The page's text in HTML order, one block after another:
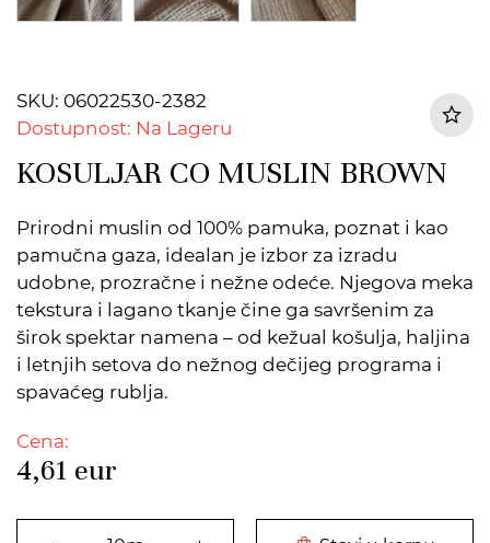
SKU: 06022530-2382
Dostupnost: Na Lageru
KOSULJAR CO MUSLIN BROWN
Prirodni muslin od 100% pamuka, poznat i kao
pamučna gaza, idealan je izbor za izradu
udobne, prozračne i nežne odeće. Njegova meka
tekstura i lagano tkanje čine ga savršenim za
širok spektar namena – od kežual košulja, haljina
i letnjih setova do nežnog dečijeg programa i
spavaćeg rublja.
Cena:
4,61 eur